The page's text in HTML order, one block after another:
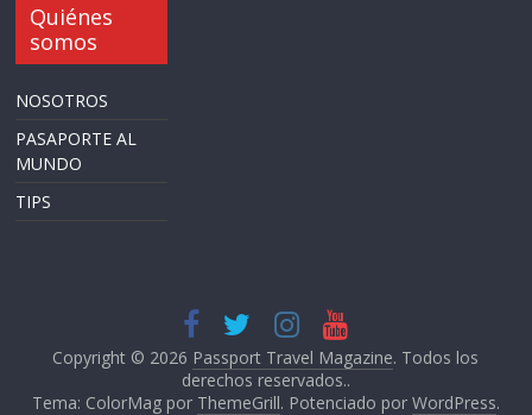
Quiénes
somos
NOSOTROS
PASAPORTE AL
MUNDO
TIPS
Copyright © 2026 Passport Travel Magazine. Todos los
derechos reservados..
Tema: ColorMag por ThemeGrill. Potenciado por WordPress.